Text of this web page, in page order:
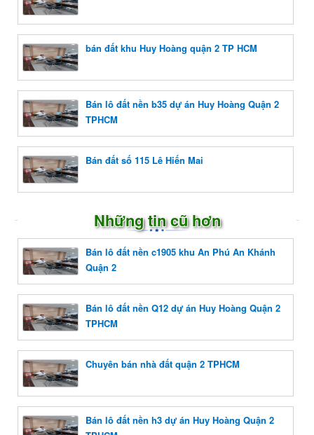
bán đất khu Huy Hoàng quận 2 TP HCM
Bán lô đất nền b35 dự án Huy Hoàng Quận 2
TPHCM
Bán đất số 115 Lê Hiến Mai
Những tin cũ hơn
Bán lô đất nền c1905 khu An Phú An Khánh
Quận 2
Bán lô đất nền Q12 dự án Huy Hoàng Quận 2
TPHCM
Chuyên bán nhà đất quận 2 TPHCM
Bán lô đất nền h3 dự án Huy Hoàng Quận 2